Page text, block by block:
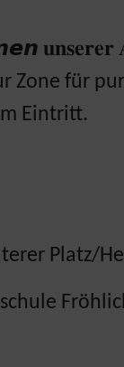
für
Eintritt.
Platz/